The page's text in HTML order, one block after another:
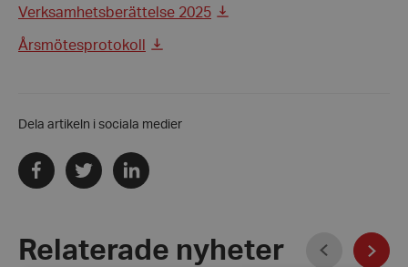
Verksamhetsberättelse 2025
Årsmötesprotokoll
Dela artikeln i sociala medier
Dela
via
facebook
Dela
via
twitter
Dela
via
linkedin
Relaterade nyheterFöregående